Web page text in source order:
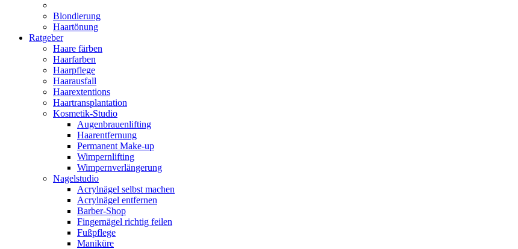
Blondierung
Haartönung
Ratgeber
Haare färben
Haarfarben
Haarpflege
Haarausfall
Haarextentions
Haartransplantation
Kosmetik-Studio
Augenbrauenlifting
Haarentfernung
Permanent Make-up
Wimpernlifting
Wimpernverlängerung
Nagelstudio
Acrylnägel selbst machen
Acrylnägel entfernen
Barber-Shop
Fingernägel richtig feilen
Fußpflege
Maniküre